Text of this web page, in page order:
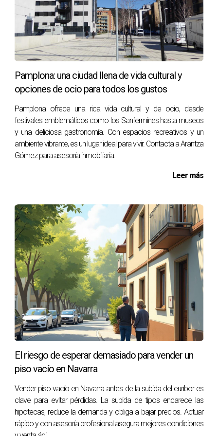
AGENTE INMOBILIARIO
En medio del caos emocional y legal, Marijose recordó una
conversación que había tenido con Arantza Gómez, una
conocía el mercado local como la palma de su mano, sino
que también tenía un enfoque empático hacia situaciones
delicadas como la suya. Al contactarla nuevamente,
Marijose sintió un rayo de esperanza; quizás alguien con
experiencia podría ayudarles a navegar por este mar
turbulento.
“Contar con un profesional puede marcar la
Arantza escuchó atentamente las preocupaciones de
Marijose y sus hermanos. Con su conocimiento del
mercado inmobiliario y su habilidad para mediar en
conflictos familiares, les ofreció una perspectiva objetiva
que les permitió ver más allá de sus diferencias personales.
Gracias a su intervención, pudieron establecer un plan claro
para abordar tanto las cuestiones legales como las
emocionales relacionadas con la venta del piso familiar.
CONCLUSIÓN
La historia de Marijose es un recordatorio poderoso sobre
cómo las herencias pueden traer consigo tanto alegría
como desafíos inesperados. En momentos así, contar con
el apoyo adecuado puede ser crucial para transformar una
situación complicada en una oportunidad para sanar y
avanzar. Si te encuentras en una situación parecida y
Pamplona: una ciudad llena de vida cultural y
opciones de ocio para todos los gustos
Pamplona ofrece una rica vida cultural y de ocio, desde
festivales emblemáticos como los Sanfermines hasta museos
y una deliciosa gastronomía. Con espacios recreativos y un
ambiente vibrante, es un lugar ideal para vivir. Contacta a Arantza
Gómez para asesoría inmobiliaria.
Leer más
El riesgo de esperar demasiado para vender un
piso vacío en Navarra
Vender piso vacío en Navarra antes de la subida del euríbor es
clave para evitar pérdidas. La subida de tipos encarece las
hipotecas, reduce la demanda y obliga a bajar precios. Actuar
rápido y con asesoría profesional asegura mejores condiciones